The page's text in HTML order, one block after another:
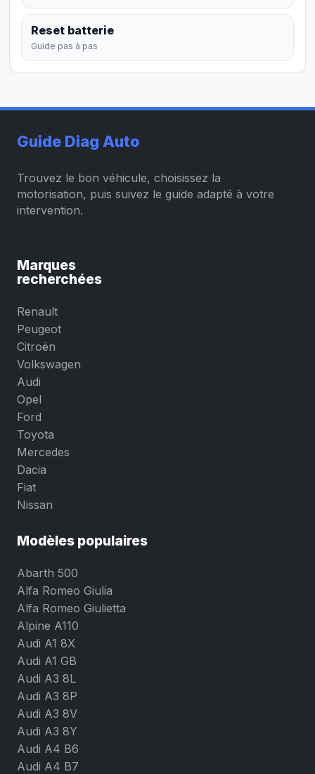
Reset batterie
Guide pas à pas
Guide Diag Auto
Trouvez le bon véhicule, choisissez la
motorisation, puis suivez le guide adapté à votre
intervention.
Marques
recherchées
Renault
Peugeot
Citroën
Volkswagen
Audi
Opel
Ford
Toyota
Mercedes
Dacia
Fiat
Nissan
Modèles populaires
Abarth 500
Alfa Romeo Giulia
Alfa Romeo Giulietta
Alpine A110
Audi A1 8X
Audi A1 GB
Audi A3 8L
Audi A3 8P
Audi A3 8V
Audi A3 8Y
Audi A4 B6
Audi A4 B7